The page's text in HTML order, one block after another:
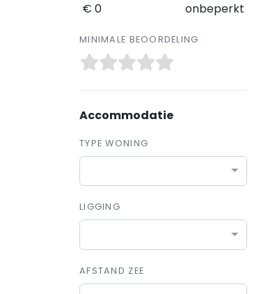
€ 0 onbeperkt
MINIMALE BEOORDELING
Accommodatie
TYPE WONING
LIGGING
AFSTAND ZEE